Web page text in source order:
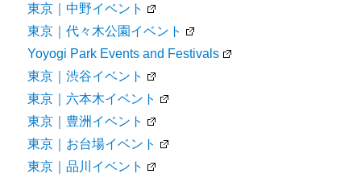
東京｜中野イベント
東京｜代々木公園イベント
Yoyogi Park Events and Festivals
東京｜渋谷イベント
東京｜六本木イベント
東京｜豊洲イベント
東京｜お台場イベント
東京｜品川イベント